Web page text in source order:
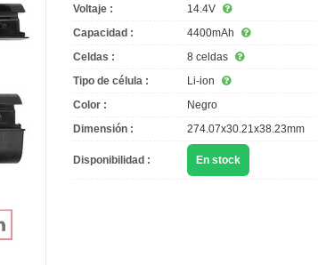
Voltaje :
14.4V
Capacidad :
4400mAh
Celdas :
8 celdas
Tipo de célula :
Li-ion
Color :
Negro
Dimensión :
274.07x30.21x38.23mm
Disponibilidad : En stock